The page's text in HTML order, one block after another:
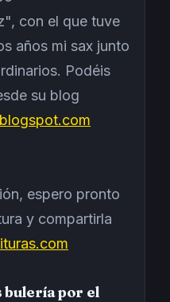
con el que tuve
años mi sax junto
Podéis
su blog
espero pronto
y compartirla
por el